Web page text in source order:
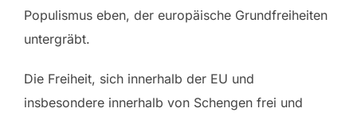
Populismus eben, der europäische Grundfreiheiten
untergräbt.
Die Freiheit, sich innerhalb der EU und
insbesondere innerhalb von Schengen frei und